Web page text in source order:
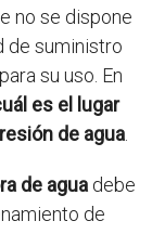
no se dispone
de suministro
su uso. En
es el lugar
de agua
de agua debe
de